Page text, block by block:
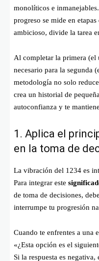
monolíticos e
progreso se mide en
ambicioso, divide la tarea
Al completar la primera (el
necesario para la segunda
metodología no solo
crea un historial de
autoconfianza y te
1. Aplica el
en la toma de
La vibración del 1234 es
Para integrar este
de toma de decisiones,
interrumpe tu progresión
Cuando te enfrentes a una
«¿Esta opción es el
Si la respuesta es